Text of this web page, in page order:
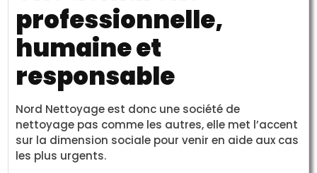
professionnelle,
humaine et
responsable
Nord Nettoyage est donc une société de
nettoyage pas comme les autres, elle met l’accent
sur la dimension sociale pour venir en aide aux cas
les plus urgents.